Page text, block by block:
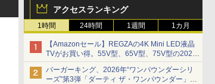
アクセスランキング
1時間 24時間 1週間 1カ月
【Amazonセール】REGZAの4K Mini LED液晶
TVがお買い得。55V型、65V型、75V型の2026
年モデルがラインナップ
バーガーキング、2026年“ワンパウンダーシリ
ーズ”第3弾「ダーティ ザ・ワンパウンダー」を